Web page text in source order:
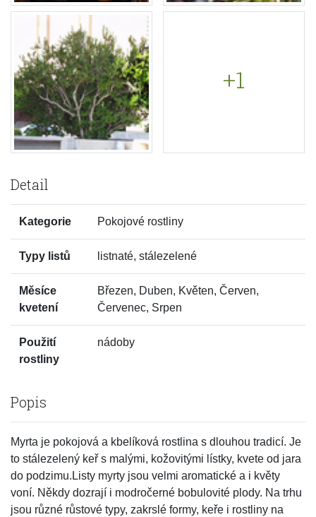
+1
Detail
Kategorie Pokojové rostliny
Typy listů listnaté, stálezelené
Měsíce
kvetení
Březen, Duben, Květen, Červen,
Červenec, Srpen
Použití
rostliny
nádoby
Popis
Myrta je pokojová a kbelíková rostlina s dlouhou tradicí. Je
to stálezelený keř s malými, kožovitými lístky, kvete od jara
do podzimu.Listy myrty jsou velmi aromatické a i květy
voní. Někdy dozrají i modročerné bobulovité plody. Na trhu
jsou různé růstové typy, zakrslé formy, keře i rostliny na